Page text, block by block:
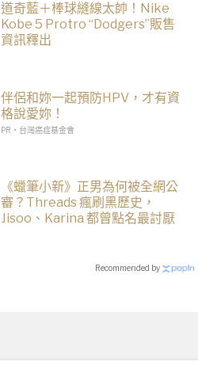
道奇藍＋棒球縫線太帥！Nike
Kobe 5 Protro “Dodgers”販售
資訊釋出
伴侶和妳一起預防HPV，才有資
格說愛妳！
PR・台灣癌症基金會
《蠟筆小新》正男為何被全網公
審？Threads 瘋刷黑歷史，
Jisoo、Karina 都曾點名最討厭
Recommended by